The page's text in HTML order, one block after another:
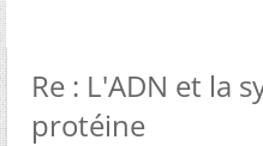
Re : L'ADN et la
protéine